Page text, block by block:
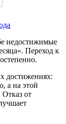
недостижимые
Переход к
достижениях:
а на этой
Отказ от